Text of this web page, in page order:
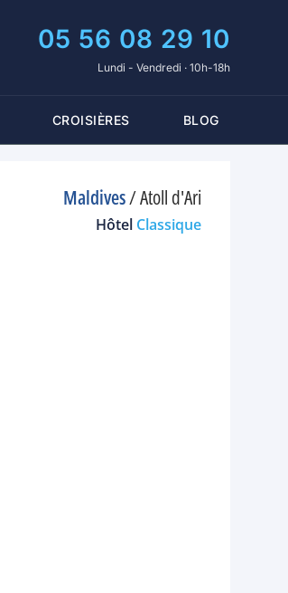
05 56 08 29 10
Lundi - Vendredi · 10h-18h
CROISIÈRES BLOG
Maldives/Atoll d'Ari
Hôtel Classique